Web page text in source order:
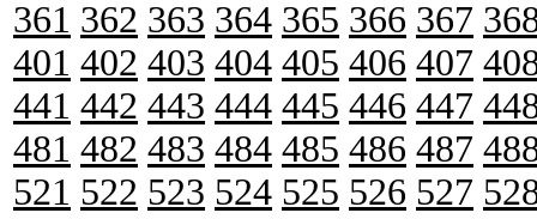
361 362 363 364 365 366 367
401 402 403 404 405 406 407
441 442 443 444 445 446 447
481 482 483 484 485 486 487
521 522 523 524 525 526 527